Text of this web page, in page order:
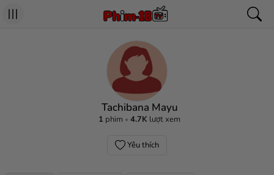
Tachibana Mayu
1 phim 4.7K lượt xem
Yêu thích